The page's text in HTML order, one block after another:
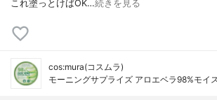
これ塗っとけばOK…続きを見る
cos:mura(コスムラ)
モーニングサプライズ アロエベラ98%モイ